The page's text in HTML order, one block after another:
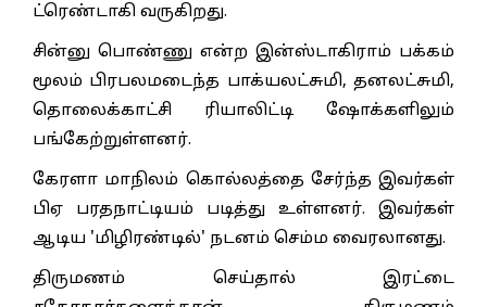
ட்ரெண்டாகி வருகிறது.
சின்னு பொண்ணு என்ற இன்ஸ்டாகிராம் பக்கம்
மூலம் பிரபலமடைந்த பாக்யலட்சுமி, தனலட்சுமி,
தொலைக்காட்சி ரியாலிட்டி ஷோக்களிலும்
பங்கேற்றுள்ளனர்.
கேரளா மாநிலம் கொல்லத்தை சேர்ந்த இவர்கள்
பிஏ பரதநாட்டியம் படித்து உள்ளனர். இவர்கள்
ஆடிய 'மிழிரண்டில்' நடனம் செம்ம வைரலானது.
திருமணம் செய்தால் இரட்டை